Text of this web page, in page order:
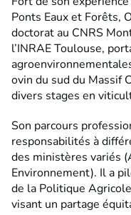
Ponts Eaux et Forêts,
doctorat au CNRS
l’INRAE Toulouse,
ovin du sud du Massif
divers stages en
Son parcours
responsabilités à
des ministères variés
Environnement). Il a
de la Politique
visant un partage